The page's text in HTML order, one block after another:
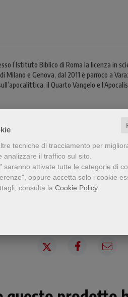
tecniche di tracciamento per
il traffico sul sito.
attivate tutte le categorie di
oppure accetta solo i cookie
consulta la Cookie Policy.
l’Istituto Biblico di Roma la licenza in
e Genova, dal 2011 è parroco a
il Quarto Vangelo e